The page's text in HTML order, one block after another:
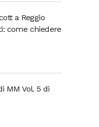
a Reggio
come chiedere
MM Vol. 5 di